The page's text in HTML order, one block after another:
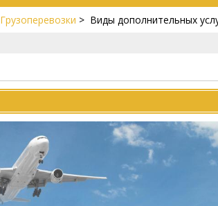
Грузоперевозки > Виды дополнительных